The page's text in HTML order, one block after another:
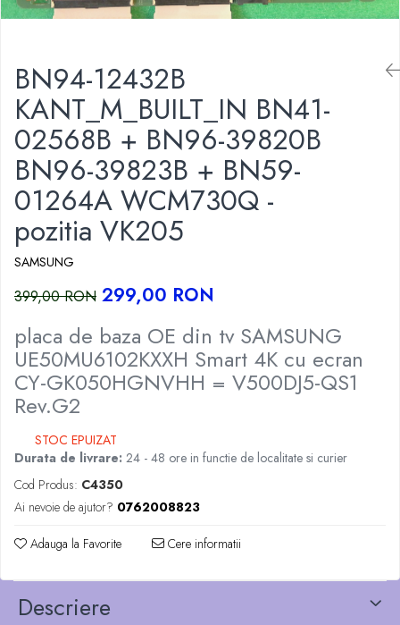
BN94-12432B
KANT_M_BUILT_IN BN41-
02568B + BN96-39820B
BN96-39823B + BN59-
01264A WCM730Q -
pozitia VK205
SAMSUNG
399,00 RON 299,00 RON
placa de baza OE din tv SAMSUNG
UE50MU6102KXXH Smart 4K cu ecran
CY-GK050HGNVHH = V500DJ5-QS1
Rev.G2
STOC EPUIZAT
Durata de livrare: 24 - 48 ore in functie de localitate si curier
Cod Produs: C4350
Ai nevoie de ajutor? 0762008823
Adauga la Favorite Cere informatii
Descriere